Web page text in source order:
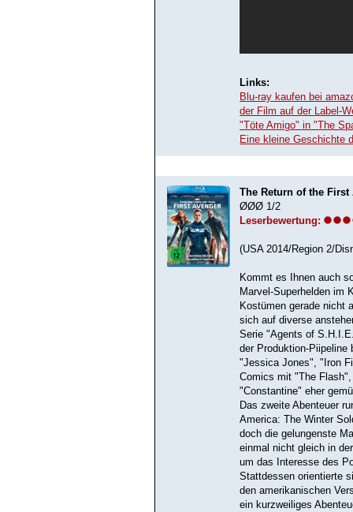
Links:
Blu-ray kaufen bei
der Film auf der Label-
"Töte Amigo" in "The
Eine kleine Geschichte
The Return of the First
ØØØ 1/2
Leserbewertung:
(USA 2014/Region 2/
Kommt es Ihnen auch
Marvel-Superhelden im
Kostümen gerade nicht
sich auf diverse
Serie "Agents of
der Produktion-Piipeline
"Jessica Jones", "Iron
Comics mit "The
"Constantine" eher
Das zweite Abenteuer
America: The Winter
doch die gelungenste
einmal nicht gleich in
um das Interesse des
Stattdessen orientierte
den amerikanischen
ein kurzweiliges